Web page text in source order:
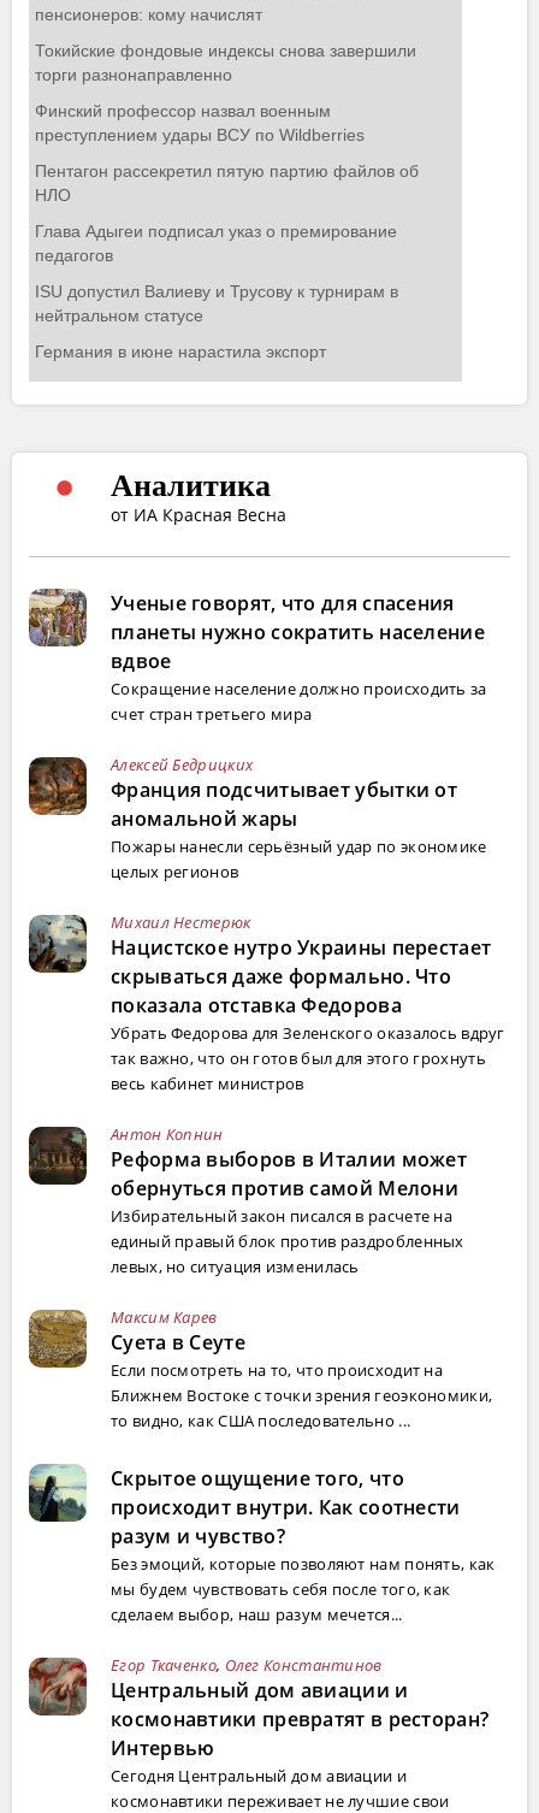
Аналитика
от ИА Красная Весна
Ученые говорят, что для спасения
планеты нужно сократить население
вдвое
Сокращение население должно происходить за
счет стран третьего мира
Алексей Бедрицких
Франция подсчитывает убытки от
аномальной жары
Пожары нанесли серьёзный удар по экономике
целых регионов
Михаил Нестерюк
Нацистское нутро Украины перестает
скрываться даже формально. Что
показала отставка Федорова
Убрать Федорова для Зеленского оказалось вдруг
так важно, что он готов был для этого грохнуть
весь кабинет министров
Антон Копнин
Реформа выборов в Италии может
обернуться против самой Мелони
Избирательный закон писался в расчете на
единый правый блок против раздробленных
левых, но ситуация изменилась
Максим Карев
Суета в Сеуте
Если посмотреть на то, что происходит на
Ближнем Востоке с точки зрения геоэкономики,
то видно, как США последовательно ...
Скрытое ощущение того, что
происходит внутри. Как соотнести
разум и чувство?
Без эмоций, которые позволяют нам понять, как
мы будем чувствовать себя после того, как
сделаем выбор, наш разум мечется...
Егор Ткаченко, Олег Константинов
Центральный дом авиации и
космонавтики превратят в ресторан?
Интервью
Сегодня Центральный дом авиации и
космонавтики переживает не лучшие свои